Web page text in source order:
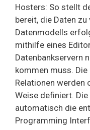
Hosters: So stellt
bereit, die Daten
Datenmodells
mithilfe eines
Datenbankservern
kommen muss.
Relationen werden
Weise definiert.
automatisch die
Programming